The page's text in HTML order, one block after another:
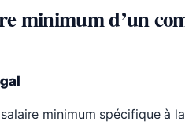
minimum d’un
salaire minimum spécifique à